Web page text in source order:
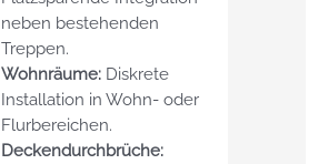
neben bestehenden
Treppen.
Wohnräume:Diskrete
Installation in Wohn- oder
Flurbereichen.
Deckendurchbrüche: